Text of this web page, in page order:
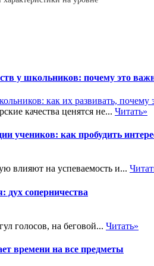
течение одного учебного года.
начинают применять прием в
у школьников: почему это
качества ценятся не... Читать»
учеников: как пробудить
влияют на успеваемость и...
соперничества
голосов, на беговой... Читать»
времени на все предметы